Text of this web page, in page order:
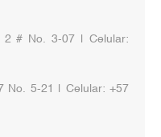
# No. 3-07 | Celular:
No. 5-21 | Celular: +57